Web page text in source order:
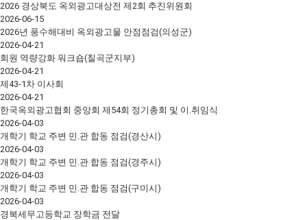
2026 경상북도 옥외광고대상전 제2회 추진위원회
2026-06-15
2026년 풍수해대비 옥외광고물 안점점검(의성군)
2026-04-21
회원 역량강화 워크숍(칠곡군지부)
2026-04-21
제43-1차 이사회
2026-04-21
한국옥외광고협회 중앙회 제54회 정기총회 및 이.취임식
2026-04-03
개학기 학교 주변 민.관 합동 점검(경산시)
2026-04-03
개학기 학교 주변 민.관 합동 점검(경주시)
2026-04-03
개학기 학교 주변 민.관 합동 점검(구미시)
2026-04-03
경북세무고등학교 장학금 전달